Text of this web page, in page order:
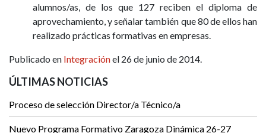
alumnos/as, de los que 127 reciben el diploma de
aprovechamiento, y señalar también que 80 de ellos han
realizado prácticas formativas en empresas.
Publicado en Integraciónel 26 de junio de 2014.
ÚLTIMAS NOTICIAS
Proceso de selección Director/a Técnico/a
Nuevo Programa Formativo Zaragoza Dinámica 26-27